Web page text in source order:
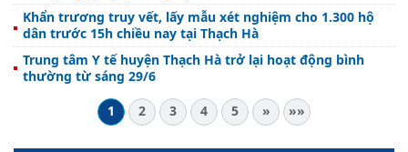
Khẩn trương truy vết, lấy mẫu xét nghiệm cho 1.300 hộ
dân trước 15h chiều nay tại Thạch Hà
Trung tâm Y tế huyện Thạch Hà trở lại hoạt động bình
thường từ sáng 29/6
1
2 3 4 5 » »»